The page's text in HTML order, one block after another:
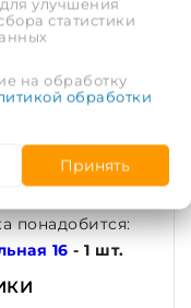
за
в проточки
при
корпуса.
содержит
понадобится:
16 - 1 шт.
улучшения
статистики
на обработку
обработки
Принять